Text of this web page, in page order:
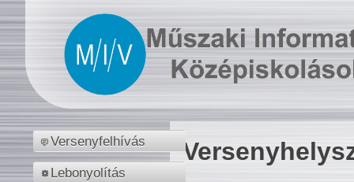
Versenyfelhívás
Lebonyolítás